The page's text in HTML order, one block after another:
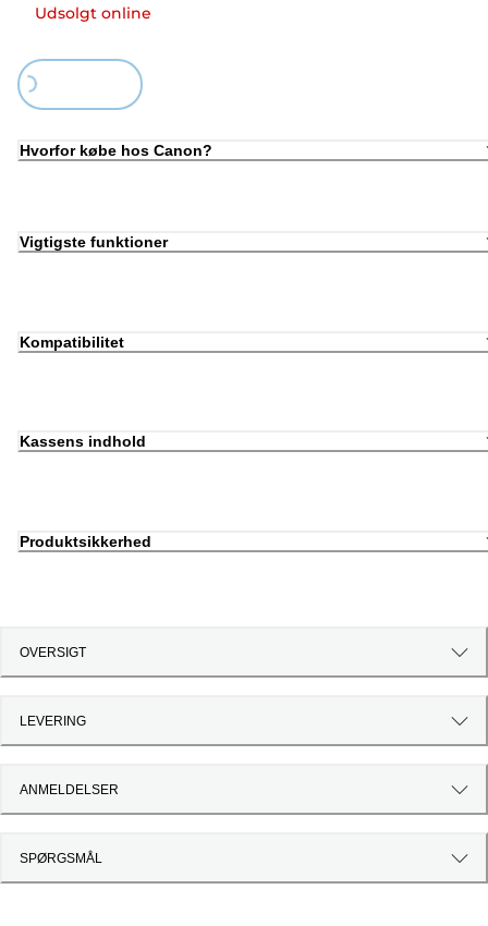
Udsolgt online
Loading...
Hvorfor købe hos Canon?
Vigtigste funktioner
Kompatibilitet
Kassens indhold
Produktsikkerhed
OVERSIGT
LEVERING
ANMELDELSER
SPØRGSMÅL